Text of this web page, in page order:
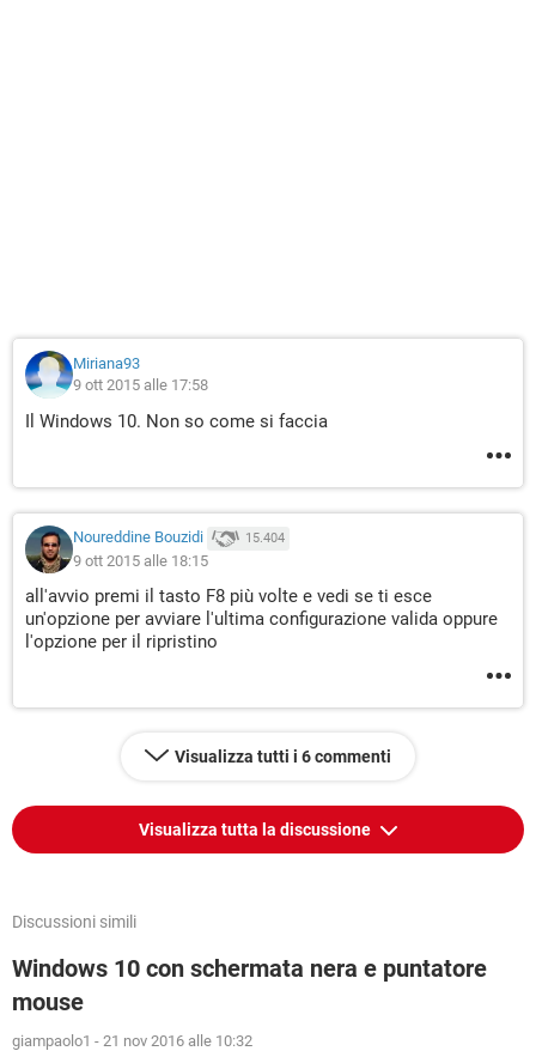
Miriana93
9 ott 2015 alle 17:58
Il Windows 10. Non so come si faccia
Noureddine Bouzidi 15.404
9 ott 2015 alle 18:15
all'avvio premi il tasto F8 più volte e vedi se ti esce
un'opzione per avviare l'ultima configurazione valida oppure
l'opzione per il ripristino
Visualizza tutti i 6 commenti
Visualizza tutta la discussione
Discussioni simili
Windows 10 con schermata nera e puntatore
mouse
giampaolo1 - 21 nov 2016 alle 10:32